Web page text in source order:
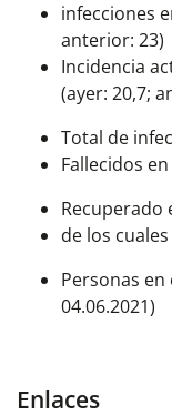
infecciones
anterior: 23)
Incidencia
(ayer: 20,7;
Total de
Fallecidos
Recuperado
de los
Personas
04.06.2021)
Enlaces